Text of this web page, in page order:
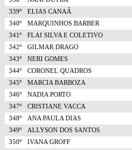
339º
ELIAS CANAÃ
340º
MARQUINHOS BARBER
341º
FLAI SILVA E COLETIVO
342º
GILMAR DRAGO
343º
NERI GOMES
344º
CORONEL QUADROS
345º
MARCIA BARBOZA
346º
NADIA PORTO
347º
CRISTIANE VACCA
348º
ANA PAULA DIAS
349º
ALLYSON DOS SANTOS
350º
IVANA GROFF